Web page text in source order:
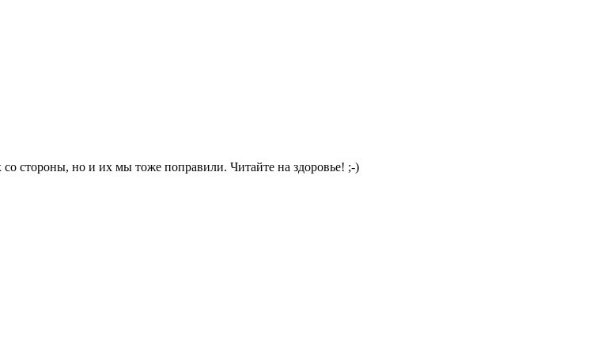
стороны, но и их мы тоже поправили. Читайте на здоровье! ;-)